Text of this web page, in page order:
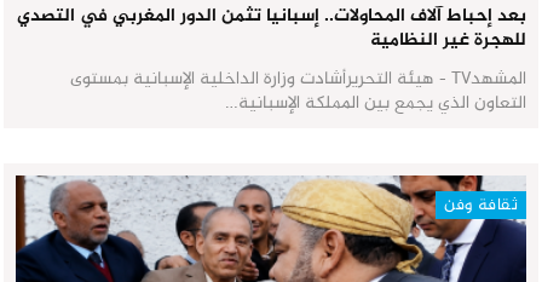
بعد إحباط آلاف المحاولات.. إسبانيا تثمن الدور المغربي في التصدي
للهجرة غير النظامية
المشهدTV - هيئة التحريرأشادت وزارة الداخلية الإسبانية بمستوى
التعاون الذي يجمع بين المملكة الإسبانية…
ثقافة وفن